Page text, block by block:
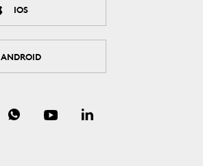
IOS
ANDROID